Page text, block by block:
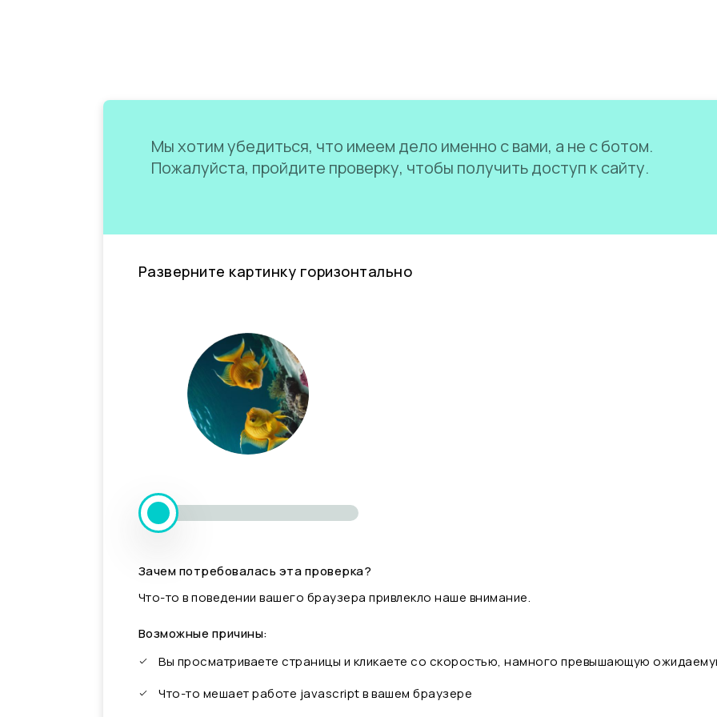
Мы хотим убедиться, что имеем дело именно с вами, а не с ботом.
Пожалуйста, пройдите проверку, чтобы получить доступ к сайту.
Разверните картинку горизонтально
Зачем потребовалась эта проверка?
Что-то в поведении вашего браузера привлекло наше внимание.
Возможные причины:
Вы просматриваете страницы и кликаете со скоростью, намного превышающую
Что-то мешает работе javascript в вашем браузере